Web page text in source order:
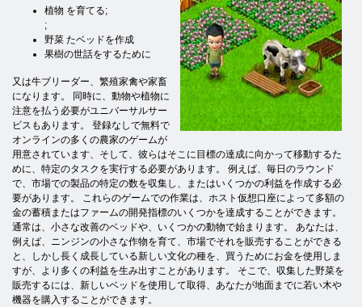
植物 を育てる;
;
野菜 たベッドを作成
果樹の世話をするために
又は牛ブリーダー、繁殖家禽や家畜
になります。 同時に、動物や植物に
注意を払う必要がユニバーサルサー
ビスもあります。 登録なしで無料で
オンラインの多くの農家のゲームが
用意されています、そして、彼らはそこに目標の達成に向かって移動するた
めに、特定のタスクを実行する必要があります。 例えば、毎日のラウンド
で、市場での製品の特定の数を収集し、またはいくつかの利益を作成する必
要があります。 これらのゲームでの作業は、ホスト仮想口座によって多額の
金の蓄積またはファームの開発指標のいくつかを達成することができます。
通常は、小さな改善のベッドや、いくつかの動物で始まります。 あなたは、
例えば、ニンジンの小さな作物を育て、市場でそれを販売することができる
と、しかし長く成長している新しい文化の種を、買うためにお金を使用しま
すが、より多くの利益を生み出すことがあります。 そこで、収集した野菜を
販売するには、新しいベッドを使用して取得、あなたが地面までに若い木や
機器を購入することができます。